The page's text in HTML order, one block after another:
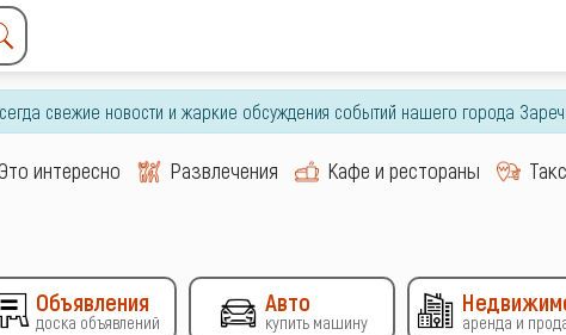
свежие новости и жаркие обсуждения событий нашего города
интересно Развлечения Кафе и рестораны
Объявления
доска объявлений
Авто
купить машину аренда и